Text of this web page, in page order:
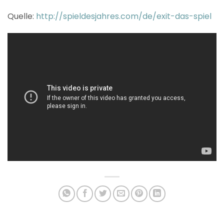
Quelle: http://spieldesjahres.com/de/exit-das-spiel